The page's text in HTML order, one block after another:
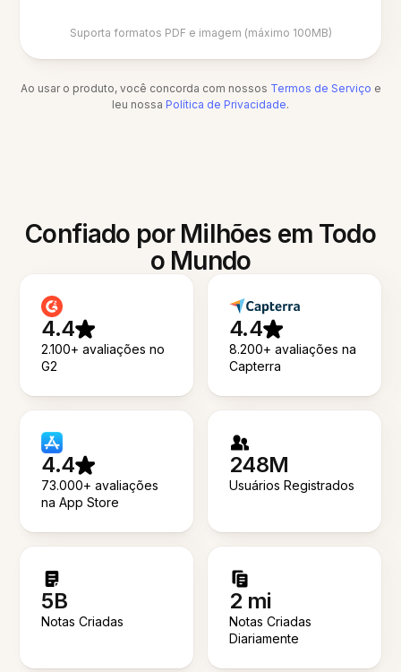
Suporta formatos PDF e imagem (máximo 100MB)
Ao usar o produto, você concorda com nossos Termos de Serviço e
leu nossa Política de Privacidade.
Confiado por Milhões em Todo
o Mundo
4.4
2.100+ avaliações no
G2
4.4
8.200+ avaliações na
Capterra
4.4
73.000+ avaliações
na App Store
248M
Usuários Registrados
5B
Notas Criadas
2 mi
Notas Criadas
Diariamente